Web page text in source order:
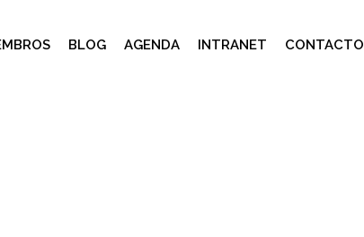
BLOG AGENDA INTRANET CONTACTO